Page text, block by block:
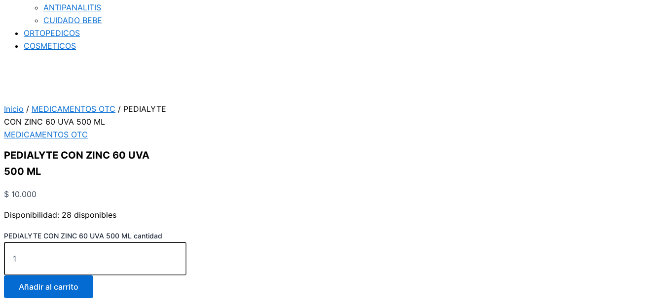
ANTIPANALITIS
CUIDADO BEBE
ORTOPEDICOS
COSMETICOS
Inicio / MEDICAMENTOS OTC / PEDIALYTE
CON ZINC 60 UVA 500 ML
MEDICAMENTOS OTC
PEDIALYTE CON ZINC 60 UVA
500 ML
$ 10.000
Disponibilidad: 28 disponibles
PEDIALYTE CON ZINC 60 UVA 500 ML cantidad
Añadir al carrito